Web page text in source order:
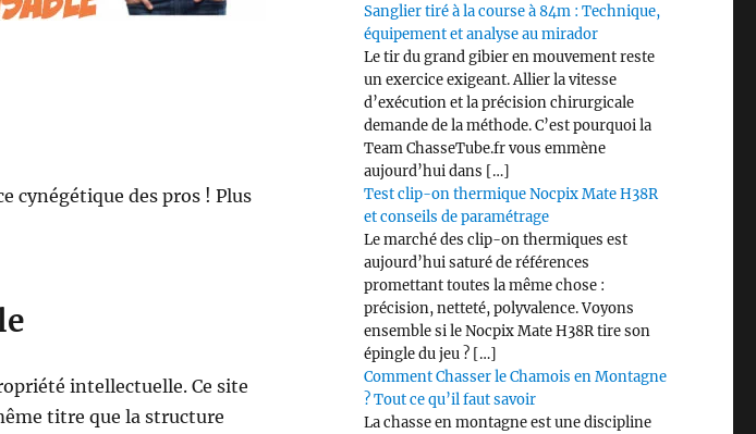
cynégétique des pros ! Plus
intellectuelle. Ce site
titre que la structure
Sanglier tiré à la course à 84m : Technique,
équipement et analyse au mirador
Le tir du grand gibier en mouvement reste
un exercice exigeant. Allier la vitesse
d’exécution et la précision chirurgicale
demande de la méthode. C’est pourquoi la
Team ChasseTube.fr vous emmène
aujourd’hui dans […]
Test clip-on thermique Nocpix Mate H38R
et conseils de paramétrage
Le marché des clip-on thermiques est
aujourd’hui saturé de références
promettant toutes la même chose :
précision, netteté, polyvalence. Voyons
ensemble si le Nocpix Mate H38R tire son
épingle du jeu ? […]
Comment Chasser le Chamois en Montagne
? Tout ce qu’il faut savoir
La chasse en montagne est une discipline